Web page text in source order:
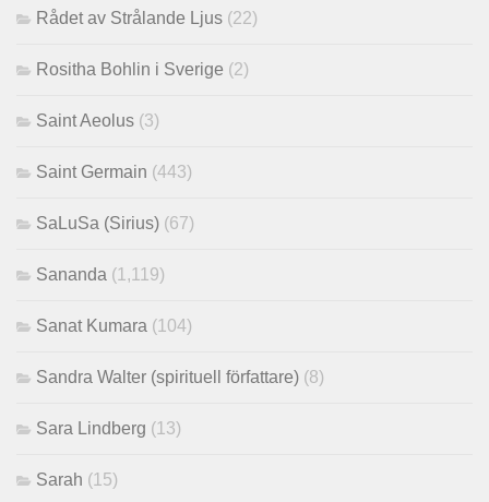
Rådet av Strålande Ljus (22)
Rositha Bohlin i Sverige (2)
Saint Aeolus (3)
Saint Germain (443)
SaLuSa (Sirius) (67)
Sananda (1,119)
Sanat Kumara (104)
Sandra Walter (spirituell författare) (8)
Sara Lindberg (13)
Sarah (15)